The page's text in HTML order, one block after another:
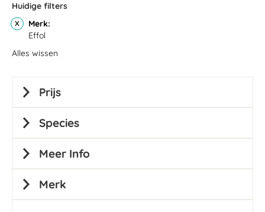
Huidige filters
Merk
Effol
Alles wissen
Prijs
Species
Meer Info
Merk